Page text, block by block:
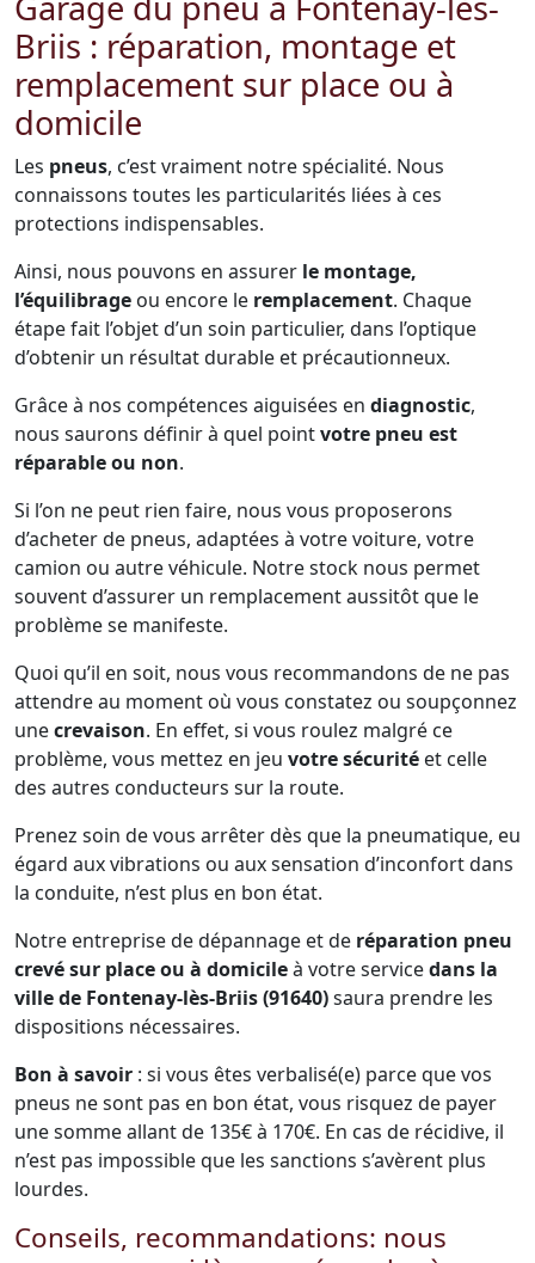
Briis : réparation, montage et
remplacement sur place ou à
domicile
Les pneus, c’est vraiment notre spécialité. Nous
connaissons toutes les particularités liées à ces
protections indispensables.
Ainsi, nous pouvons en assurer le montage,
l’équilibrage ou encore le remplacement. Chaque
étape fait l’objet d’un soin particulier, dans l’optique
d’obtenir un résultat durable et précautionneux.
Grâce à nos compétences aiguisées en diagnostic,
nous saurons définir à quel pointvotre pneu est
réparable ou non.
Si l’on ne peut rien faire, nous vous proposerons
d’acheter de pneus, adaptées à votre voiture, votre
camion ou autre véhicule. Notre stock nous permet
souvent d’assurer un remplacement aussitôt que le
problème se manifeste.
Quoi qu’il en soit, nous vous recommandons de ne pas
attendre au moment où vous constatez ou soupçonnez
unecrevaison. En effet, si vous roulez malgré ce
problème, vous mettez en jeu votre sécurité et celle
des autres conducteurs sur la route.
Prenez soin de vous arrêter dès que la pneumatique, eu
égard aux vibrations ou aux sensation d’inconfort dans
la conduite, n’est plus en bon état.
Notre entreprise de dépannage et de réparation pneu
crevé sur place ou à domicileà votre servicedans la
ville de Fontenay-lès-Briis (91640)saura prendre les
dispositions nécessaires.
Bon à savoir : si vous êtes verbalisé(e) parce que vos
pneus ne sont pas en bon état, vous risquez de payer
une somme allant de 135€ à 170€. En cas de récidive, il
n’est pas impossible que les sanctions s’avèrent plus
lourdes.
Conseils, recommandations: nous